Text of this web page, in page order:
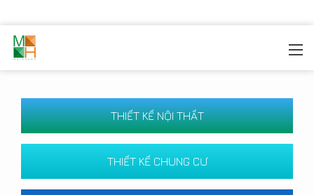
THIẾT KẾ NỘI THẤT
THIẾT KẾ CHUNG CƯ